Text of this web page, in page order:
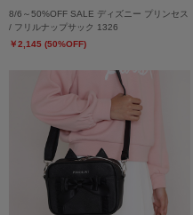
8/6～50%OFF SALE ディズニー プリンセス
/ フリルナップサック 1326
￥2,145 (50%OFF)